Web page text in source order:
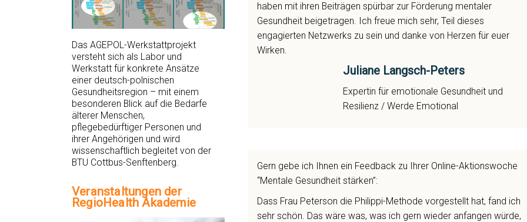
haben mit ihren Beiträgen spürbar zur Förderung mentaler
Gesundheit beigetragen. Ich freue mich sehr, Teil dieses
engagierten Netzwerks zu sein und danke von Herzen für euer
Wirken.
Juliane Langsch-Peters
Expertin für emotionale Gesundheit und
Resilienz / Werde Emotional
Gern gebe ich Ihnen ein Feedback zu Ihrer Online-Aktionswoche
“Mentale Gesundheit stärken”:
Dass Frau Peterson die Philippi-Methode vorgestellt hat, fand ich
sehr schön. Das wäre was, was ich gern wieder anfangen würde,
Das AGEPOL-Werkstattprojekt
versteht sich als Labor und
Werkstatt für konkrete Ansätze
einer deutsch-polnischen
Gesundheitsregion – mit einem
besonderen Blick auf die Bedarfe
älterer Menschen,
pflegebedürftiger Personen und
ihrer Angehörigen und wird
wissenschaftlich begleitet von der
BTU Cottbus-Senftenberg.
Veranstaltungen der
RegioHealth Akademie